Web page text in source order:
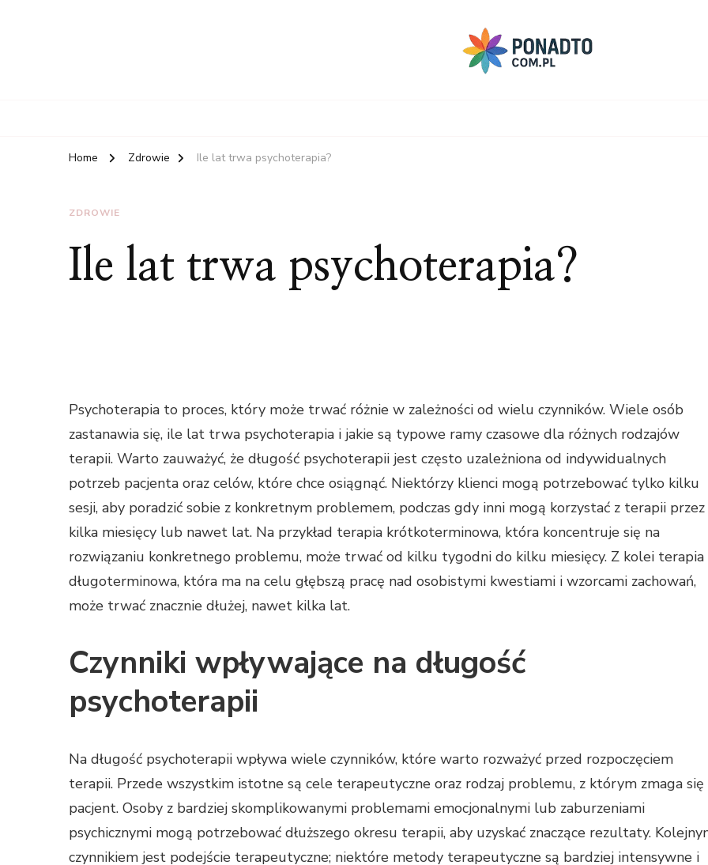
Home Zdrowie Ile lat trwa psychoterapia?
ZDROWIE
Ile lat trwa psychoterapia?
Psychoterapia to proces, który może trwać różnie w zależności od wielu czynników. Wiele osób
zastanawia się, ile lat trwa psychoterapia i jakie są typowe ramy czasowe dla różnych rodzajów
terapii. Warto zauważyć, że długość psychoterapii jest często uzależniona od indywidualnych
potrzeb pacjenta oraz celów, które chce osiągnąć. Niektórzy klienci mogą potrzebować tylko kilku
sesji, aby poradzić sobie z konkretnym problemem, podczas gdy inni mogą korzystać z terapii przez
kilka miesięcy lub nawet lat. Na przykład terapia krótkoterminowa, która koncentruje się na
rozwiązaniu konkretnego problemu, może trwać od kilku tygodni do kilku miesięcy. Z kolei terapia
długoterminowa, która ma na celu głębszą pracę nad osobistymi kwestiami i wzorcami zachowań,
może trwać znacznie dłużej, nawet kilka lat.
Czynniki wpływające na długość
psychoterapii
Na długość psychoterapii wpływa wiele czynników, które warto rozważyć przed rozpoczęciem
terapii. Przede wszystkim istotne są cele terapeutyczne oraz rodzaj problemu, z którym zmaga się
pacjent. Osoby z bardziej skomplikowanymi problemami emocjonalnymi lub zaburzeniami
psychicznymi mogą potrzebować dłuższego okresu terapii, aby uzyskać znaczące rezultaty.
czynnikiem jest podejście terapeutyczne; niektóre metody terapeutyczne są bardziej intensywne i